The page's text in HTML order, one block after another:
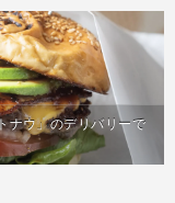
ナウ」のデリバリーで